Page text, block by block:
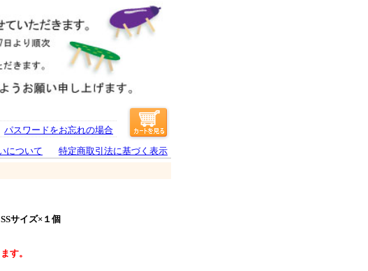
パスワードをお忘れの場合
について 特定商取引法に基づく表示
サイズ×１個
す。